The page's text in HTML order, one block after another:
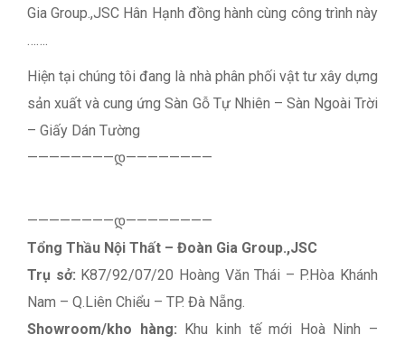
Gia Group.,JSC Hân Hạnh đồng hành cùng công trình này
…….
Hiện tại chúng tôi đang là nhà phân phối vật tư xây dựng
sản xuất và cung ứng Sàn Gỗ Tự Nhiên – Sàn Ngoài Trời
– Giấy Dán Tường
————————დ————————
————————დ————————
Tổng Thầu Nội Thất – Đoàn Gia Group.,JSC
Trụ sở: K87/92/07/20 Hoàng Văn Thái – P.Hòa Khánh
Nam – Q.Liên Chiểu – TP. Đà Nẵng.
Showroom/kho hàng: Khu kinh tế mới Hoà Ninh –